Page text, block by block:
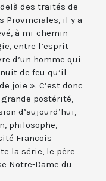
des traités de
Provinciales, il y a
à mi-chemin
entre l’esprit
d’un homme qui
de feu qu’il
joie ». C’est donc
postérité,
d’aujourd’hui,
philosophe,
Francois
la série, le père
Notre-Dame du